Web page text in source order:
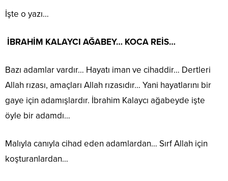
İşte o yazı…
İBRAHİM KALAYCI AĞABEY… KOCA REİS…
Bazı adamlar vardır… Hayatı iman ve cihaddir… Dertleri
Allah rızası, amaçları Allah rızasıdır… Yani hayatlarını bir
gaye için adamışlardır. İbrahim Kalaycı ağabeyde işte
öyle bir adamdı…
Malıyla canıyla cihad eden adamlardan… Sırf Allah için
koşturanlardan…